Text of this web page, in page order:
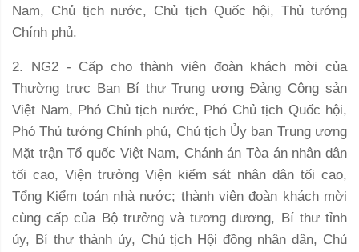
Nam, Chủ tịch nước, Chủ tịch Quốc hội, Thủ tướng
Chính phủ.
2. NG2 - Cấp cho thành viên đoàn khách mời của
Thường trực Ban Bí thư Trung ương Đảng Cộng sản
Việt Nam, Phó Chủ tịch nước, Phó Chủ tịch Quốc hội,
Phó Thủ tướng Chính phủ, Chủ tịch Ủy ban Trung ương
Mặt trận Tổ quốc Việt Nam, Chánh án Tòa án nhân dân
tối cao, Viện trưởng Viện kiểm sát nhân dân tối cao,
Tổng Kiểm toán nhà nước; thành viên đoàn khách mời
cùng cấp của Bộ trưởng và tương đương, Bí thư tỉnh
ủy, Bí thư thành ủy, Chủ tịch Hội đồng nhân dân, Chủ